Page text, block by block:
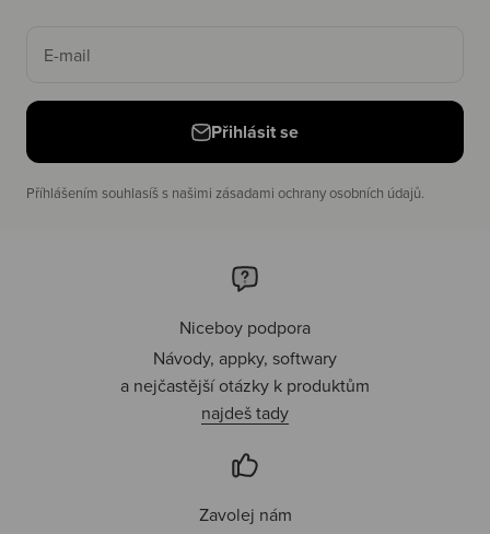
E-mail
Přihlásit se
Příhlášením souhlasíš s našimi zásadami ochrany osobních údajů.
Niceboy podpora
Návody, appky, softwary
a nejčastější otázky k produktům
najdeš tady
Zavolej nám